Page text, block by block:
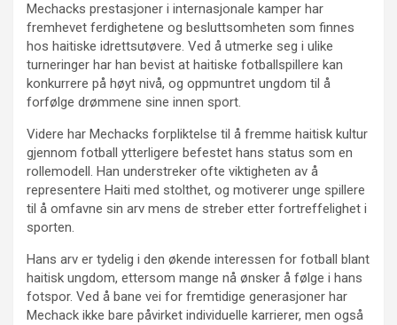
Mechacks prestasjoner i internasjonale kamper har
fremhevet ferdighetene og besluttsomheten som finnes
hos haitiske idrettsutøvere. Ved å utmerke seg i ulike
turneringer har han bevist at haitiske fotballspillere kan
konkurrere på høyt nivå, og oppmuntret ungdom til å
forfølge drømmene sine innen sport.
Videre har Mechacks forpliktelse til å fremme haitisk kultur
gjennom fotball ytterligere befestet hans status som en
rollemodell. Han understreker ofte viktigheten av å
representere Haiti med stolthet, og motiverer unge spillere
til å omfavne sin arv mens de streber etter fortreffelighet i
sporten.
Hans arv er tydelig i den økende interessen for fotball blant
haitisk ungdom, ettersom mange nå ønsker å følge i hans
fotspor. Ved å bane vei for fremtidige generasjoner har
Mechack ikke bare påvirket individuelle karrierer, men også